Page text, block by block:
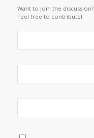
Want to join the discussion?
Feel free to contribute!